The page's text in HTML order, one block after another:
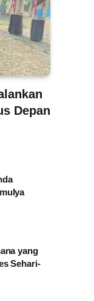
Depan
yang
Sehari-